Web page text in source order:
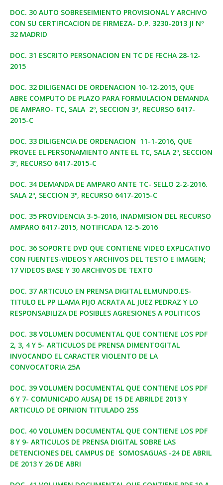
DOC. 30 AUTO SOBRESEIMIENTO PROVISIONAL Y ARCHIVO
CON SU CERTIFICACION DE FIRMEZA- D.P. 3230-2013 JI Nº
32 MADRID
DOC. 31 ESCRITO PERSONACION EN TC DE FECHA 28-12-
2015
DOC. 32 DILIGENACI DE ORDENACION 10-12-2015, QUE
ABRE COMPUTO DE PLAZO PARA FORMULACION DEMANDA
DE AMPARO- TC, SALA 2º, SECCION 3ª, RECURSO 6417-
2015-C
DOC. 33 DILIGENCIA DE ORDENACION 11-1-2016, QUE
PROVEE EL PERSONAMIENTO ANTE EL TC, SALA 2º, SECCION
3º, RECURSO 6417-2015-C
DOC. 34 DEMANDA DE AMPARO ANTE TC- SELLO 2-2-2016.
SALA 2º, SECCION 3º, RECURSO 6417-2015-C
DOC. 35 PROVIDENCIA 3-5-2016, INADMISION DEL RECURSO
AMPARO 6417-2015, NOTIFICADA 12-5-2016
DOC. 36 SOPORTE DVD QUE CONTIENE VIDEO EXPLICATIVO
CON FUENTES-VIDEOS Y ARCHIVOS DEL TESTO E IMAGEN;
17 VIDEOS BASE Y 30 ARCHIVOS DE TEXTO
DOC. 37 ARTICULO EN PRENSA DIGITAL ELMUNDO.ES-
TITULO EL PP LLAMA PIJO ACRATA AL JUEZ PEDRAZ Y LO
RESPONSABILIZA DE POSIBLES AGRESIONES A POLITICOS
DOC. 38 VOLUMEN DOCUMENTAL QUE CONTIENE LOS PDF
2, 3, 4 Y 5- ARTICULOS DE PRENSA DIMENTOGITAL
INVOCANDO EL CARACTER VIOLENTO DE LA
CONVOCATORIA 25A
DOC. 39 VOLUMEN DOCUMENTAL QUE CONTIENE LOS PDF
6 Y 7- COMUNICADO AUSAJ DE 15 DE ABRILDE 2013 Y
ARTICULO DE OPINION TITULADO 25S
DOC. 40 VOLUMEN DOCUMENTAL QUE CONTIENE LOS PDF
8 Y 9- ARTICULOS DE PRENSA DIGITAL SOBRE LAS
DETENCIONES DEL CAMPUS DE SOMOSAGUAS -24 DE ABRIL
DE 2013 Y 26 DE ABRI